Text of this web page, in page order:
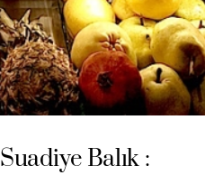
Suadiye Balık :